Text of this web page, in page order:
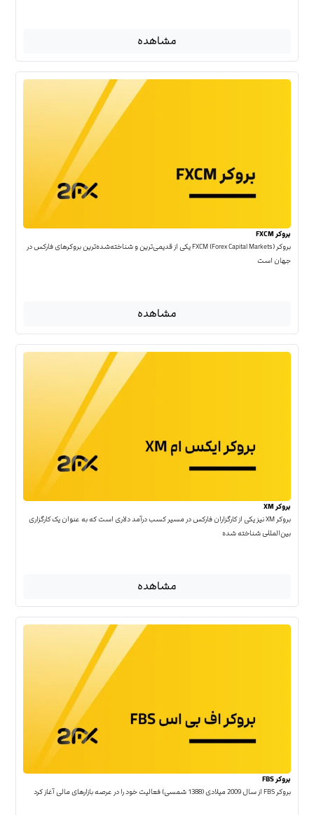
مشاهده
بروکر FXCM
بروکر FXCM (Forex Capital Markets) یکی از قدیمی‌ترین و شناخته‌شده‌ترین بروکرهای فارکس در
جهان است
مشاهده
بروکر XM
بروکر XM نیز یکی از کارگزاران فارکس در مسیر کسب درآمد دلاری است که به عنوان یک کارگزاری
بین‌المللی شناخته شده
مشاهده
بروکر FBS
بروکر FBS از سال 2009 میلادی (1388 شمسی) فعالیت خود را در عرصه بازارهای مالی آغاز کرد